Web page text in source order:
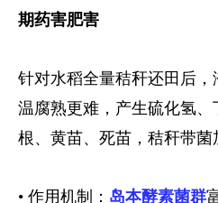
期药害肥害
针对水稻全量秸秆还田后
温腐熟更难，产生硫化氢
根、黄苗、死苗，秸秆带菌
• 作用机制： 岛本酵素菌群